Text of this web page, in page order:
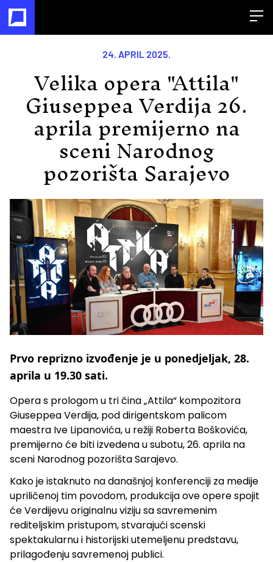
24. APRIL 2025.
Velika opera "Attila"
Giuseppea Verdija 26.
aprila premijerno na
sceni Narodnog
pozorišta Sarajevo
Prvo reprizno izvođenje je u ponedjeljak, 28.
aprila u 19.30 sati.
Opera s prologom u tri čina „Attila“ kompozitora
Giuseppea Verdija, pod dirigentskom palicom
maestra Ive Lipanovića, u režiji Roberta Boškovića,
premijerno će biti izvedena u subotu, 26. aprila na
sceni Narodnog pozorišta Sarajevo.
Kako je istaknuto na današnjoj konferenciji za medije
upriličenoj tim povodom, produkcija ove opere spojit
će Verdijevu originalnu viziju sa savremenim
rediteljskim pristupom, stvarajući scenski
spektakularnu i historijski utemeljenu predstavu,
prilagođenju savremenoj publici.